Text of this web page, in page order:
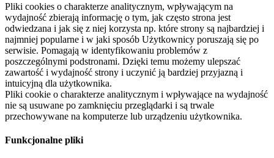
Pliki cookies o charakterze analitycznym, wpływającym na
wydajność zbierają informację o tym, jak często strona jest
odwiedzana i jak się z niej korzysta np. które strony są najbardziej i
najmniej popularne i w jaki sposób Użytkownicy poruszają się po
serwisie. Pomagają w identyfikowaniu problemów z
poszczególnymi podstronami. Dzięki temu możemy ulepszać
zawartość i wydajność strony i uczynić ją bardziej przyjazną i
intuicyjną dla użytkownika.
Pliki cookie o charakterze analitycznym i wpływające na wydajność
nie są usuwane po zamknięciu przeglądarki i są trwale
przechowywane na komputerze lub urządzeniu użytkownika.
Funkcjonalne pliki